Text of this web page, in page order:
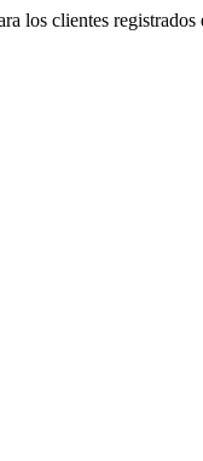
los clientes